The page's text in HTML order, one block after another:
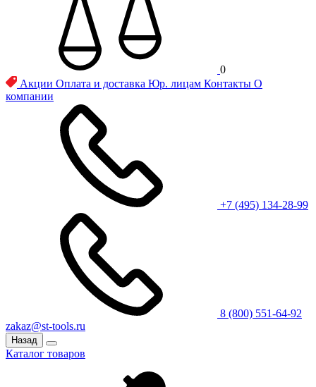
0
Акции Оплата и доставка Юр. лицам Контакты О
компании
+7 (495) 134-28-99
8 (800) 551-64-92
zakaz@st-tools.ru
Назад
Каталог товаров